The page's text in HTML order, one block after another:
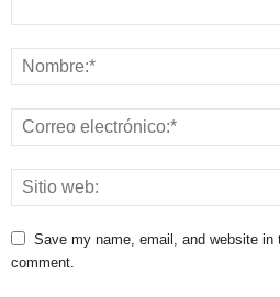
Save my name, email, and website in
comment.